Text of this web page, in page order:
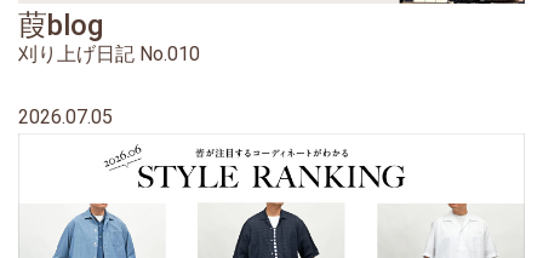
葭blog
刈り上げ日記 No.010
2026.07.05